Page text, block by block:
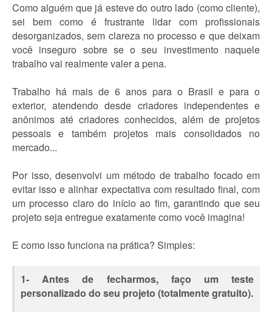
Como alguém que já esteve do outro lado (como cliente),
sei bem como é frustrante lidar com profissionais
desorganizados, sem clareza no processo e que deixam
você inseguro sobre se o seu investimento naquele
trabalho vai realmente valer a pena.
Trabalho há mais de 6 anos para o Brasil e para o
exterior, atendendo desde criadores independentes e
anônimos até criadores conhecidos, além de projetos
pessoais e também projetos mais consolidados no
mercado...
Por isso, desenvolvi um método de trabalho focado em
evitar isso e alinhar expectativa com resultado final, com
um processo claro do início ao fim, garantindo que seu
projeto seja entregue exatamente como você imagina!
E como isso funciona na prática? Simples:
1- Antes de fecharmos, faço um teste
personalizado do seu projeto (totalmente gratuito).